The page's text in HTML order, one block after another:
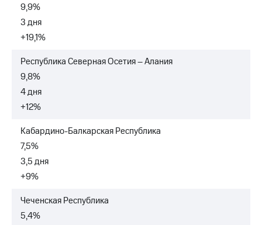
9,9%
3 дня
+19,1%
Республика Северная Осетия – Алания
9,8%
4 дня
+12%
Кабардино-Балкарская Республика
7,5%
3,5 дня
+9%
Чеченская Республика
5,4%